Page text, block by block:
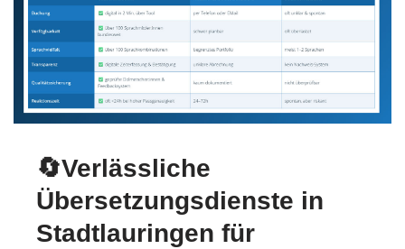
🔄Verlässliche
Übersetzungsdienste in
Stadtlauringen für